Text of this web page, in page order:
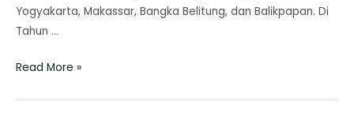
Yogyakarta, Makassar, Bangka Belitung, dan Balikpapan. Di
Tahun …
Read More »